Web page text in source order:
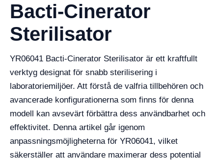
Bacti-Cinerator
Sterilisator
YR06041 Bacti-Cinerator Sterilisator är ett kraftfullt
verktyg designat för snabb sterilisering i
laboratoriemiljöer. Att förstå de valfria tillbehören och
avancerade konfigurationerna som finns för denna
modell kan avsevärt förbättra dess användbarhet och
effektivitet. Denna artikel går igenom
anpassningsmöjligheterna för YR06041, vilket
säkerställer att användare maximerar dess potential